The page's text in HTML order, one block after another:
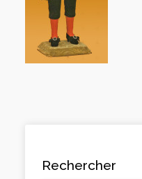
Rechercher